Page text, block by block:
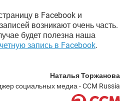
в Facebook и
возникают очень часть.
будет полезна наша
запись в Facebook.
Наталья Торжанова
социальных медиа - CCM Russia